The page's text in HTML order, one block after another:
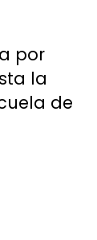
por
la
de